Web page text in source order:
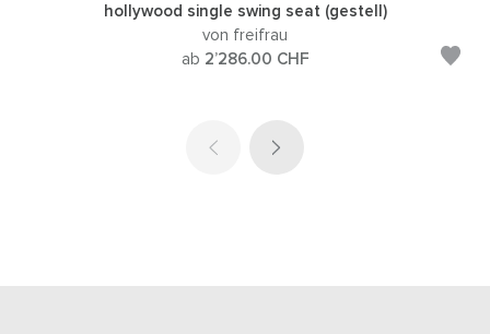
hollywood single swing seat (gestell)
von freifrau
ab 2’286.00 CHF